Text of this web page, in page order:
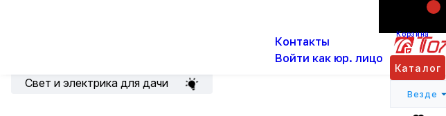
Контакты
Войти как юр. лицо
Корзина
+7 (800)
Каталог
Везде
Свет и электрика для дачи
Каталог
Профиль С-